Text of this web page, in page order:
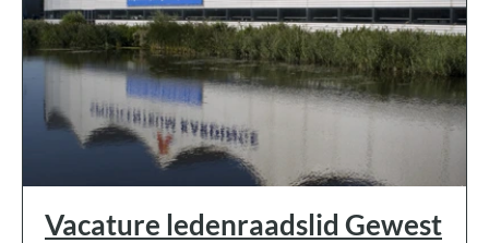
Vacature ledenraadslid Gewest